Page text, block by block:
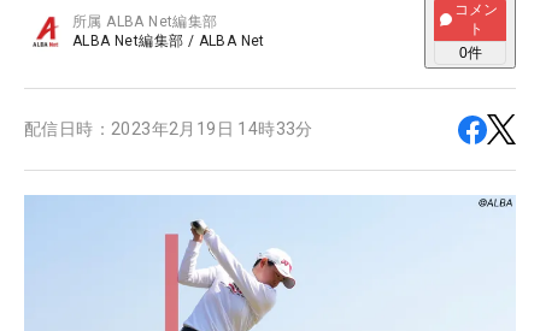
所属ALBA Net編集部
ALBA Net編集部 / ALBA Net
コメン
ト
0件
配信日時： 2023年2月19日 14時33分